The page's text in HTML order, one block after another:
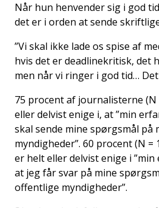
Når hun henvender sig i god
det er i orden at sende
”Vi skal ikke lade os spise af
hvis det er deadlinekritisk, det
men når vi ringer i god tid…
75 procent af journalisterne (N
eller delvist enige i, at ”min
skal sende mine spørgsmål på
myndigheder”. 60 procent (N
er helt eller delvist enige i
at jeg får svar på mine
offentlige myndigheder”.